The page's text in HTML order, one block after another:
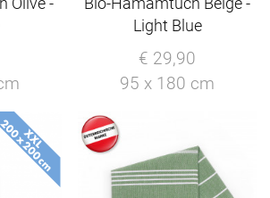
Light Blue
€ 29,90
95 x 180 cm